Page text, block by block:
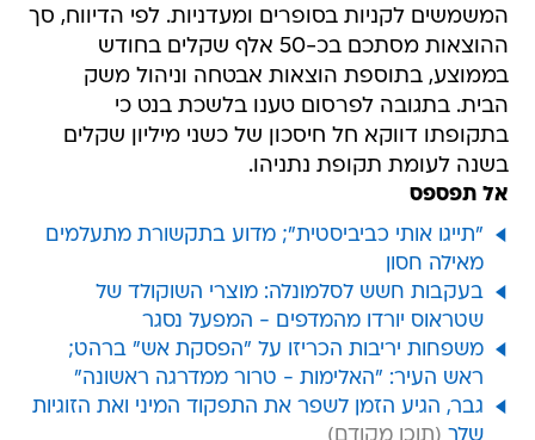
המשמשים לקניות בסופרים ומעדניות. לפי הדיווח, סך
ההוצאות מסתכם בכ-50 אלף שקלים בחודש
בממוצע, בתוספת הוצאות אבטחה וניהול משק
הבית. בתגובה לפרסום טענו בלשכת בנט כי
בתקופתו דווקא חל חיסכון של כשני מיליון שקלים
בשנה לעומת תקופת נתניהו.
אל תפספס
"תייגו אותי כביביסטית"; מדוע בתקשורת מתעלמים
מאילה חסון
בעקבות חשש לסלמונלה: מוצרי השוקולד של
שטראוס יורדו מהמדפים - המפעל נסגר
משפחות יריבות הכריזו על "הפסקת אש" ברהט;
ראש העיר: "האלימות - טרור ממדרגה ראשונה"
גבר, הגיע הזמן לשפר את התפקוד המיני ואת הזוגיות
שלך